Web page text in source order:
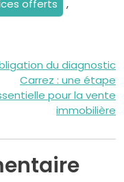
offerts ,
du diagnostic
Carrez : une étape
pour la vente
immobilière